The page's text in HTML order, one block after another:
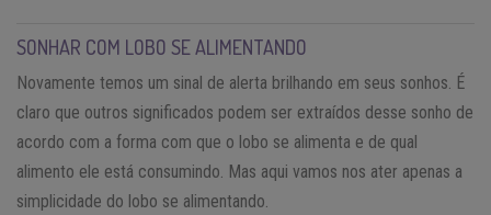
SONHAR COM LOBO SE ALIMENTANDO
Novamente temos um sinal de alerta brilhando em seus sonhos. É
claro que outros significados podem ser extraídos desse sonho de
acordo com a forma com que o lobo se alimenta e de qual
alimento ele está consumindo. Mas aqui vamos nos ater apenas a
simplicidade do lobo se alimentando.